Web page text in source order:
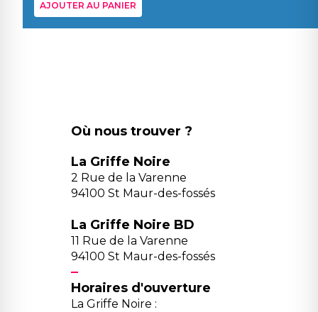
AJOUTER AU PANIER
Où nous trouver ?
La Griffe Noire
2 Rue de la Varenne
94100 St Maur-des-fossés
La Griffe Noire BD
11 Rue de la Varenne
94100 St Maur-des-fossés
Horaires d'ouverture
La Griffe Noire :